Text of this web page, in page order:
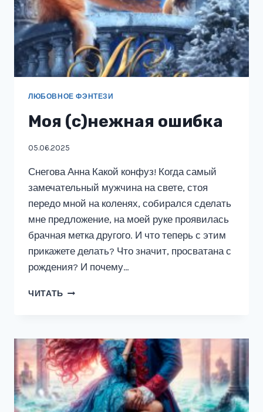
ЛЮБОВНОЕ ФЭНТЕЗИ
Моя (с)нежная ошибка
05.06.2025
Снегова Анна Какой конфуз! Когда самый
замечательный мужчина на свете, стоя
передо мной на коленях, собирался сделать
мне предложение, на моей руке проявилась
брачная метка другого. И что теперь с этим
прикажете делать? Что значит, просватана с
рождения? И почему…
ЧИТАТЬ МОЯ